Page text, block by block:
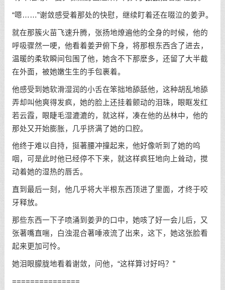
“嗯……”谢敛感受着那处的快慰，继续盯着还在啜泣的姜尹。
就在那簇火苗飞速升腾，张扬地燎遍他的全身的时候，他的
呼吸骤然一哽，他看着姜尹俯下身，将那根东西含了进去，
温暖的柔软瞬间包围了他，她含不下那麽多，还留了大半截
在外面，被她嫩生生的手包裹着。
他感受到她软滑湿润的小舌在笨拙地舔舐他，这种胡乱地舔
弄却叫他爽得发疯，她的脸上还挂着颤动的泪珠，眼眶发红
若云霞，眼睫毛湿漉漉的，就这样，凑在他的丛林中，他的
那处又开始膨胀，几乎挤满了她的口腔。
他终于难以自持，挺著腰冲撞起来，他好像听到了她的呜
咽，可是此时他已经停不下来，就这样疯狂地向上耸动，搅
动着她的湿热的唇舌。
直到最后一刻，他几乎将大半根东西顶进了里面，才终于咬
牙释放。
那些东西一下子喷涌到姜尹的口中，她咳了好一会儿后，又
张著嘴直喘，白浊混合著唾液流了出来，这下，她这张脸看
起来更加可怜。
她泪眼朦胧地看着谢敛，问他，“这样算讨好吗？”
===============